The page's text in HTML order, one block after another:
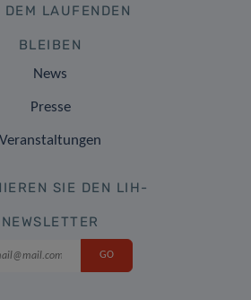
LAUFENDEN
BLEIBEN
News
Presse
Veranstaltungen
SIE DEN LIH-
NEWSLETTER